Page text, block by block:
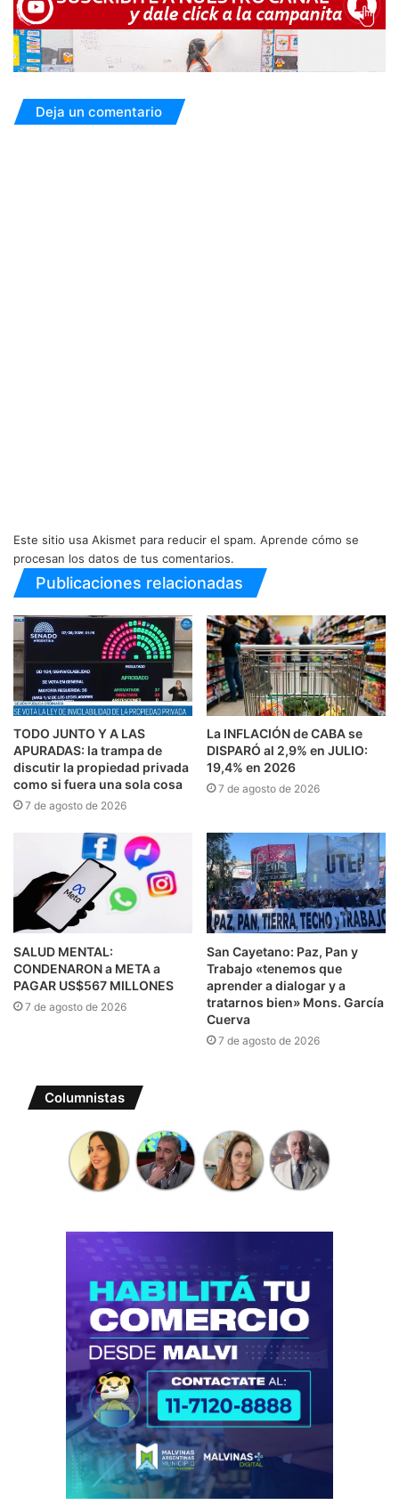
Deja un comentario
Este sitio usa Akismet para reducir el spam. Aprende cómo se
procesan los datos de tus comentarios.
Publicaciones relacionadas
TODO JUNTO Y A LAS
APURADAS: la trampa de
discutir la propiedad privada
como si fuera una sola cosa
7 de agosto de 2026
La INFLACIÓN de CABA se
DISPARÓ al 2,9% en JULIO:
19,4% en 2026
7 de agosto de 2026
SALUD MENTAL:
CONDENARON a META a
PAGAR US$567 MILLONES
7 de agosto de 2026
San Cayetano: Paz, Pan y
Trabajo «tenemos que
aprender a dialogar y a
tratarnos bien» Mons. García
Cuerva
7 de agosto de 2026
Columnistas